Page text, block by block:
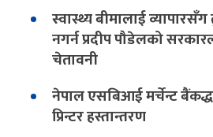
स्वास्थ्य बीमालाई
नगर्न प्रदीप पौडेलको
चेतावनी
नेपाल एसबिआई मर्चेन्ट
प्रिन्टर हस्तान्तरण